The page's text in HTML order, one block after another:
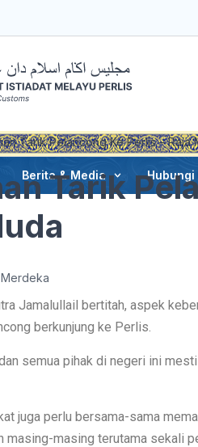
Berita & Media Hubungi
Tarik Pelancong Ke Perlis – Raja
Tarik
Jamalullail bertitah, aspek
berkunjung ke Perlis.
semua pihak di negeri ini
juga perlu bersama-sama
masing-masing terutama sekali